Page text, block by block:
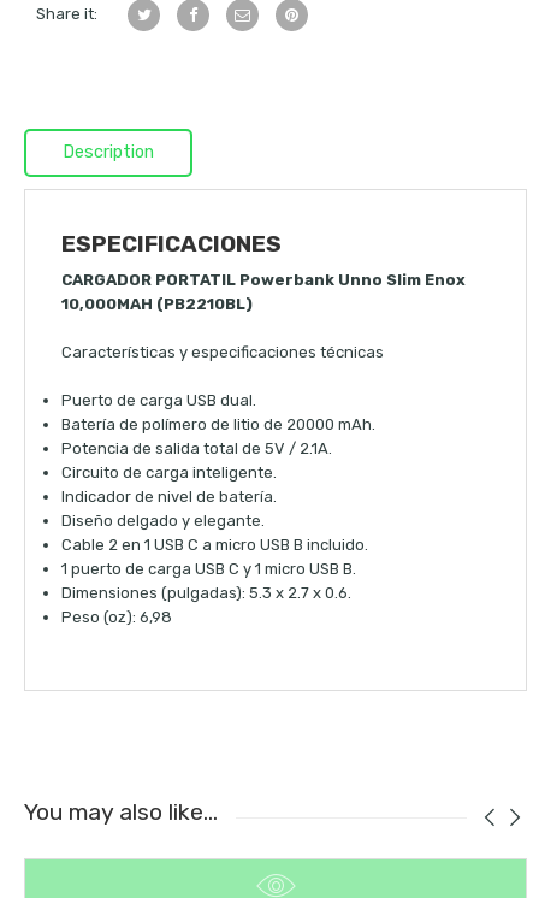
Share it:
Description
ESPECIFICACIONES
CARGADOR PORTATIL Powerbank Unno Slim Enox
10,000MAH (PB2210BL)
Características y especificaciones técnicas
Puerto de carga USB dual.
Batería de polímero de litio de 20000 mAh.
Potencia de salida total de 5V / 2.1A.
Circuito de carga inteligente.
Indicador de nivel de batería.
Diseño delgado y elegante.
Cable 2 en 1 USB C a micro USB B incluido.
1 puerto de carga USB C y 1 micro USB B.
Dimensiones (pulgadas): 5.3 x 2.7 x 0.6.
Peso (oz): 6,98
You may also like…